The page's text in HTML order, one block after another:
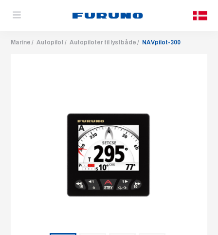
Marine Autopilot Autopiloter til lystbåde NAVpilot-300